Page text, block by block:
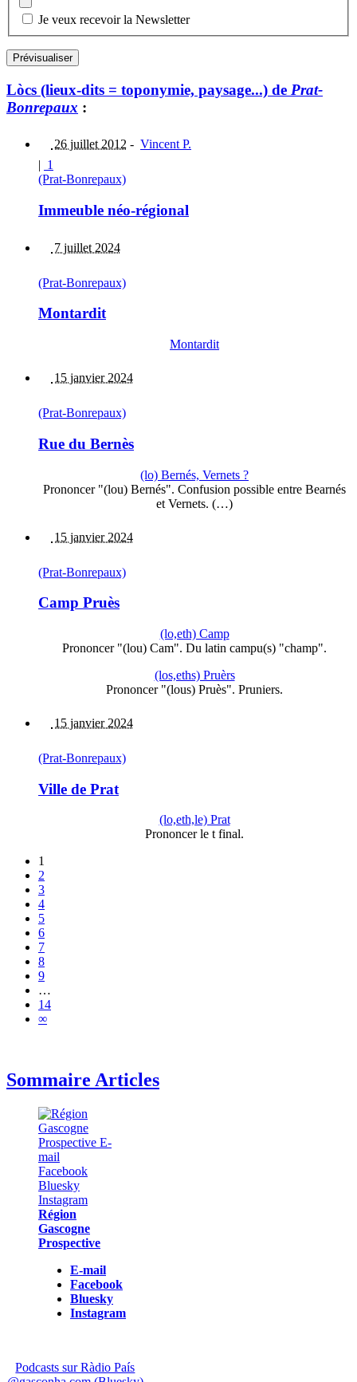
Je veux recevoir la Newsletter
Lòcs (lieux-dits = toponymie, paysage...) de Prat-
Bonrepaux :
26 juillet 2012 - Vincent P.
| 1
(Prat-Bonrepaux)
Immeuble néo-régional
7 juillet 2024
(Prat-Bonrepaux)
Montardit
Montardit
15 janvier 2024
(Prat-Bonrepaux)
Rue du Bernès
(lo) Bernés, Vernets ?
Prononcer "(lou) Bernés". Confusion possible entre Bearnés
et Vernets. (…)
15 janvier 2024
(Prat-Bonrepaux)
Camp Pruès
(lo,eth) Camp
Prononcer "(lou) Cam". Du latin campu(s) "champ".
(los,eths) Pruèrs
Prononcer "(lous) Pruès". Pruniers.
15 janvier 2024
(Prat-Bonrepaux)
Ville de Prat
(lo,eth,le) Prat
Prononcer le t final.
1
2
3
4
5
6
7
8
9
…
14
∞
Sommaire Articles
Région
Gascogne
Prospective
E-mail
Facebook
Bluesky
Instagram
Podcasts sur Ràdio País